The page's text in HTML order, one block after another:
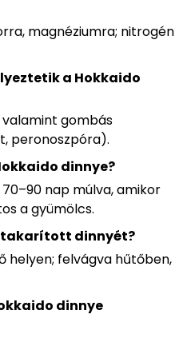
magnéziumra; nitrogén
a Hokkaido
gombás
peronoszpóra).
dinnye?
nap múlva, amikor
a gyümölcs.
dinnyét?
helyen; felvágva hűtőben,
dinnye